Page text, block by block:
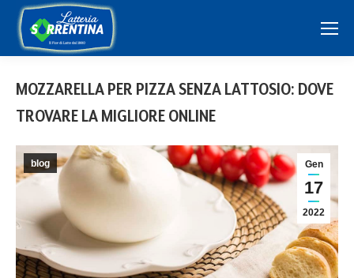
MOZZARELLA PER PIZZA SENZA LATTOSIO: DOVE
TROVARE LA MIGLIORE ONLINE
Gen
17
2022
blog